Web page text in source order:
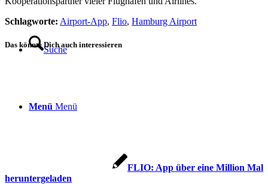
Suche
Menü Menü
Schlagworte: Airport-App, Flio, Hamburg Airport
Das könnte Dich auch interessieren
FLIO: App über eine Million Mal
heruntergeladen